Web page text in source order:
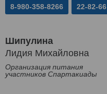
8-980-358-8266 22-82-66
Шипулина
Лидия Михайловна
Организация питания
участников Спартакиады